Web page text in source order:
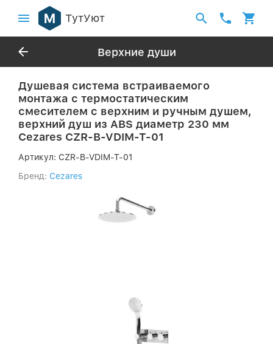
ТутУют
Верхние души
Душевая система встраиваемого
монтажа с термостатическим
смесителем с верхним и ручным душем,
верхний душ из ABS диаметр 230 мм
Cezares CZR-B-VDIM-T-01
Артикул: CZR-B-VDIM-T-01
Бренд: Cezares